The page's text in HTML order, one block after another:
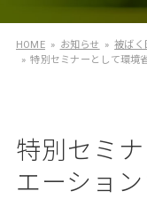
HOME お知らせ
被ばく
特別セミナーとして環境
特別セミ
エーショ